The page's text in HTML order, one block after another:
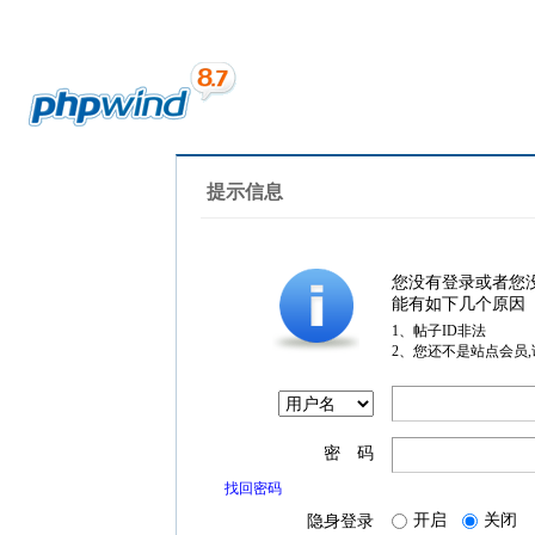
提示信息
您没有登录或者您
能有如下几个原因
1、帖子ID非法
2、您还不是站点会员
密 码
找回密码
隐身登录 开启 关闭